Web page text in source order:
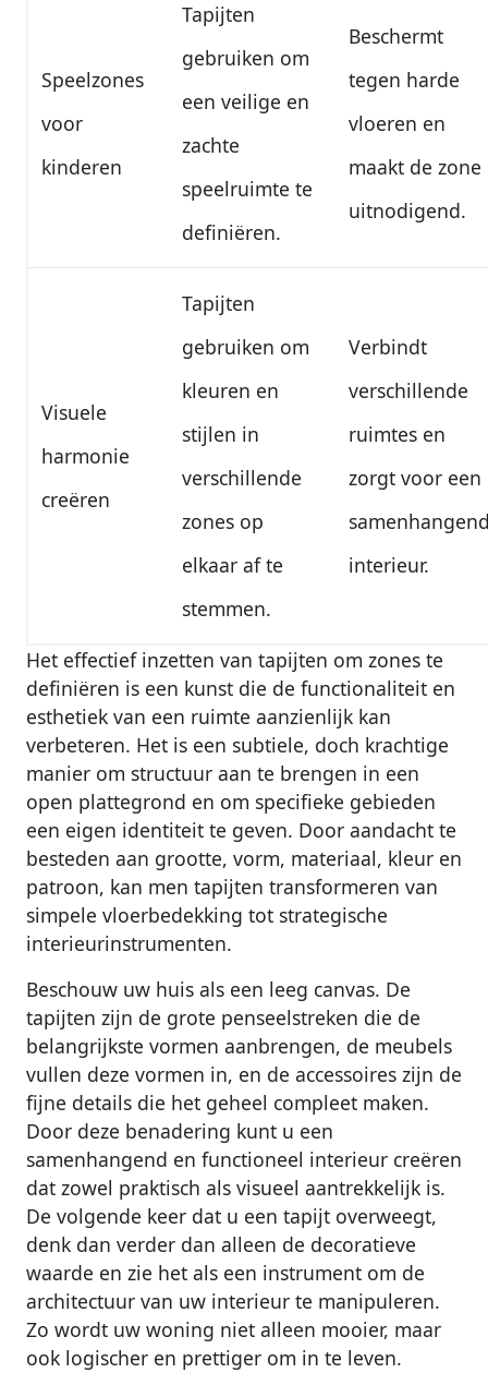
Speelzones
voor
kinderen
Tapijten
gebruiken om
een veilige en
zachte
speelruimte te
definiëren.
Beschermt
tegen harde
vloeren en
maakt de zone
uitnodigend.
Visuele
harmonie
creëren
Tapijten
gebruiken om
kleuren en
stijlen in
verschillende
zones op
elkaar af te
stemmen.
Verbindt
verschillende
ruimtes en
zorgt voor een
interieur.
Het effectief inzetten van tapijten om zones te
definiëren is een kunst die de functionaliteit en
esthetiek van een ruimte aanzienlijk kan
verbeteren. Het is een subtiele, doch krachtige
manier om structuur aan te brengen in een
open plattegrond en om specifieke gebieden
een eigen identiteit te geven. Door aandacht te
besteden aan grootte, vorm, materiaal, kleur en
patroon, kan men tapijten transformeren van
simpele vloerbedekking tot strategische
interieurinstrumenten.
Beschouw uw huis als een leeg canvas. De
tapijten zijn de grote penseelstreken die de
belangrijkste vormen aanbrengen, de meubels
vullen deze vormen in, en de accessoires zijn de
fijne details die het geheel compleet maken.
Door deze benadering kunt u een
samenhangend en functioneel interieur creëren
dat zowel praktisch als visueel aantrekkelijk is.
De volgende keer dat u een tapijt overweegt,
denk dan verder dan alleen de decoratieve
waarde en zie het als een instrument om de
architectuur van uw interieur te manipuleren.
Zo wordt uw woning niet alleen mooier, maar
ook logischer en prettiger om in te leven.